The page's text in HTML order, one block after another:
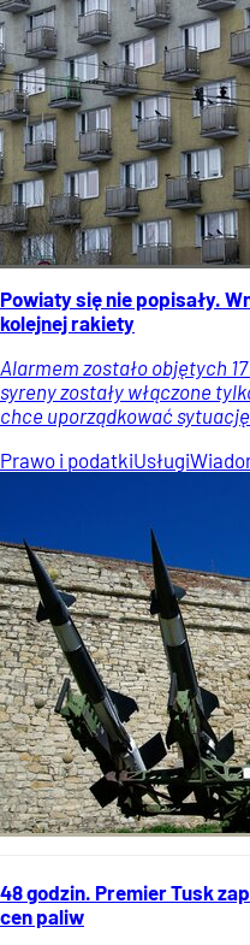
Powiaty się nie popisały.
kolejnej rakiety
Alarmem zostało objętych
syreny zostały włączone
chce uporządkować
Prawo i podatkiUsługi
48 godzin. Premier Tusk
cen paliw